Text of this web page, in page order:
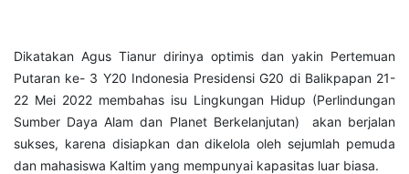
Dikatakan Agus Tianur dirinya optimis dan yakin Pertemuan
Putaran ke- 3 Y20 Indonesia Presidensi G20 di Balikpapan 21-
22 Mei 2022 membahas isu Lingkungan Hidup (Perlindungan
Sumber Daya Alam dan Planet Berkelanjutan) akan berjalan
sukses, karena disiapkan dan dikelola oleh sejumlah pemuda
dan mahasiswa Kaltim yang mempunyai kapasitas luar biasa.